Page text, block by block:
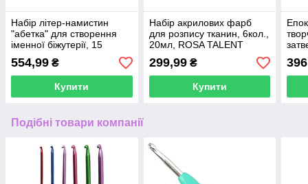
Набір літер-намистин
"абетка" для створення
іменної біжутерії, 15
осередків
554,99 ₴
Купити
Набір акрилових фарб
для розпису тканин, 6кол.,
20мл, ROSA TALENT
299,99₴
Купити
(1:1)
Подібні товари компанії